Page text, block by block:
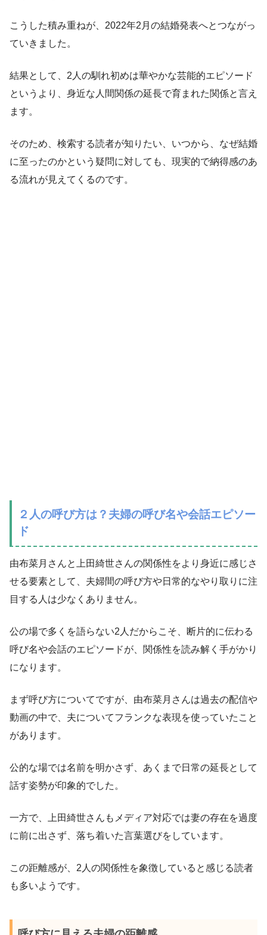
こうした積み重ねが、2022年2月の結婚発表へとつながっ
ていきました。
結果として、2人の馴れ初めは華やかな芸能的エピソード
というより、身近な人間関係の延長で育まれた関係と言え
ます。
そのため、検索する読者が知りたい、いつから、なぜ結婚
に至ったのかという疑問に対しても、現実的で納得感のあ
る流れが見えてくるのです。
２人の呼び方は？夫婦の呼び名や会話エピソー
ド
由布菜月さんと上田綺世さんの関係性をより身近に感じさ
せる要素として、夫婦間の呼び方や日常的なやり取りに注
目する人は少なくありません。
公の場で多くを語らない2人だからこそ、断片的に伝わる
呼び名や会話のエピソードが、関係性を読み解く手がかり
になります。
まず呼び方についてですが、由布菜月さんは過去の配信や
動画の中で、夫についてフランクな表現を使っていたこと
があります。
公的な場では名前を明かさず、あくまで日常の延長として
話す姿勢が印象的でした。
一方で、上田綺世さんもメディア対応では妻の存在を過度
に前に出さず、落ち着いた言葉選びをしています。
この距離感が、2人の関係性を象徴していると感じる読者
も多いようです。